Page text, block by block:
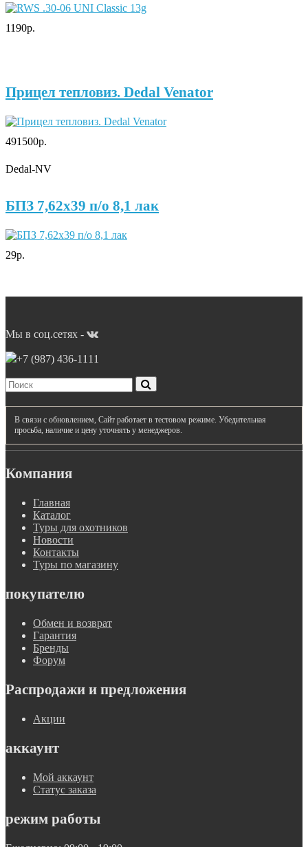
1190р.
Прицел тепловиз. Dedal Venator
491500р.
Dedal-NV
БПЗ 7,62х39 п/о 8,1 лак
29р.
Мы в соц.сетях -
+7 (987) 436-1111
В связи с обновлением, Сайт работает в тестовом режиме. Убедительная
просьба, наличие и цену уточнять у менеджеров.
Компания
Главная
Каталог
Туры для охотников
Новости
Контакты
Туры по магазину
покупателю
Обмен и возврат
Гарантия
Бренды
Форум
Распродажи и предложения
Акции
аккаунт
Мой аккаунт
Статус заказа
режим работы